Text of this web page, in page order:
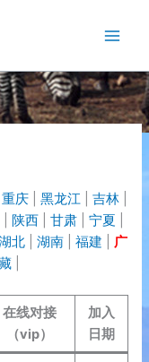
重庆 |黑龙江 |吉林
陕西 |甘肃 |宁夏
北 |湖南 |福建
广
在线对接
（vip）
加入
日期